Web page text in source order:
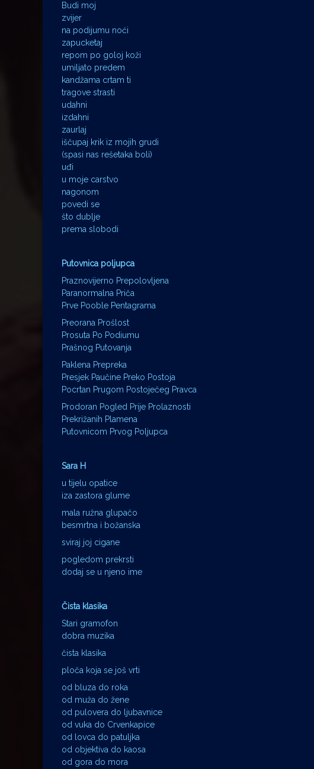
Budi moj
zvijer
na podijumu noći
zapucketaj
repom po goloj koži
umiljato predem
kandžama crtam ti
tragove strasti
udahni
izdahni
zaurlaj
iščupaj krik iz mojih grudi
(spasi nas rešetaka boli)
uđi
u moje carstvo
nagonom
povedi se
što dublje
prema slobodi
Putovnica poljupca
Praznovijerno Prepolovljena
Paranormalna Priča
Prve Pooble Pentagrama
Preorana Prošlost
Prosuta Po Podiumu
Prašnog Putovanja
Paklena Prepreka
Presjek Paučine Preko Postoja
Pocrtan Prugom Postoječeg Pravca
Prodoran Pogled Prije Prolaznosti
Prekrižanih Plamena
Putovnicom Prvog Poljupca
Sara H
u tijelu opatice
iza zastora glume
mala ružna glupačo
besmrtna i božanska
sviraj joj cigane
pogledom prekrsti
dodaj se u njeno ime
Čista klasika
Stari gramofon
dobra muzika
čista klasika
ploča koja se još vrti
od bluza do roka
od muža do žene
od pulovera do ljubavnice
od vuka do Crvenkapice
od lovca do patuljka
od objektiva do kaosa
od gora do mora